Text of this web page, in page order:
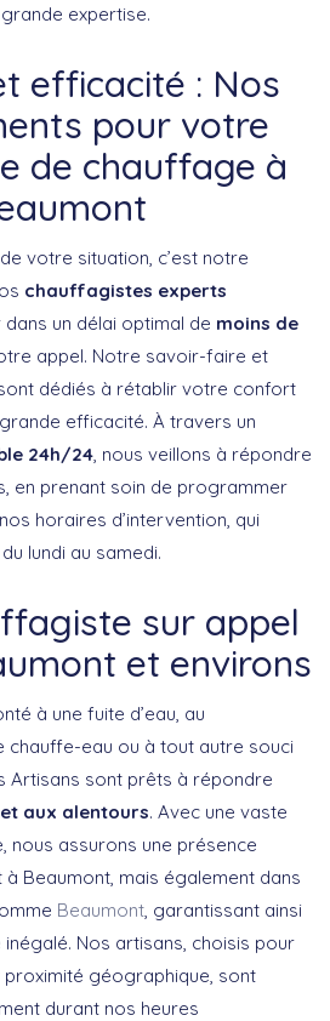
expertise.
efficacité : Nos
pour votre
de chauffage à
votre situation, c’est notre
chauffagistes experts
un délai optimal de moins de
appel. Notre savoir-faire et
dédiés à rétablir votre confort
efficacité. À travers un
24h/24 , nous veillons à répondre
en prenant soin de programmer
horaires d’intervention, qui
lundi au samedi.
sur appel
et environs
à une fuite d’eau, au
chauffe-eau ou à tout autre souci
Artisans sont prêts à répondre
aux alentours. Avec une vaste
nous assurons une présence
Beaumont, mais également dans
Beaumont , garantissant ainsi
Nos artisans, choisis pour
géographique, sont
durant nos heures